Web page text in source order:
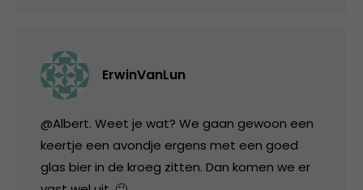
ErwinVanLun
@Albert. Weet je wat? We gaan gewoon een
keertje een avondje ergens met een goed
glas bier in de kroeg zitten. Dan komen we er